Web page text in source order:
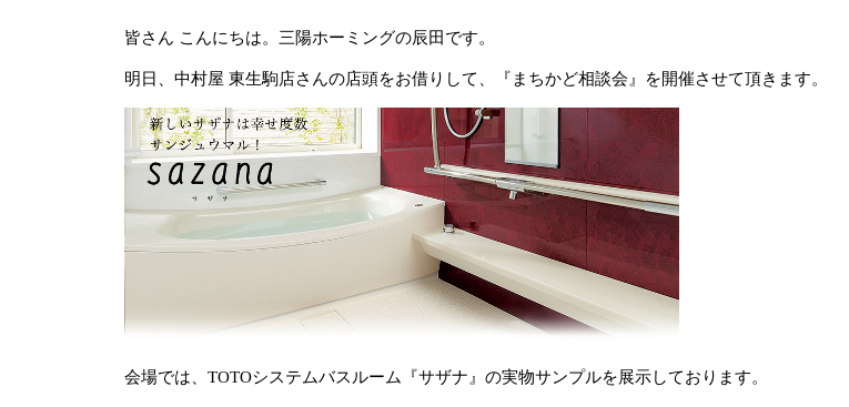
皆さん こんにちは。三陽ホーミングの辰田です。
明日、中村屋 東生駒店さんの店頭をお借りして、『まちかど相談会』を開催させて頂きます。
会場では、TOTOシステムバスルーム『サザナ』の実物サンプルを展示しております。